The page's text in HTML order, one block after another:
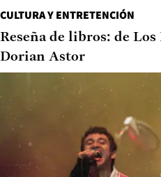
CULTURA Y ENTRETENCIÓN
Reseña de libros: de
Dorian Astor